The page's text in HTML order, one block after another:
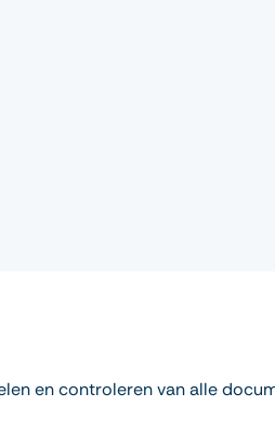
en controleren van alle